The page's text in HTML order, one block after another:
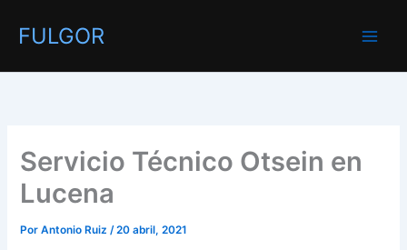
FULGOR
Servicio Técnico Otsein en
Lucena
PorAntonio Ruiz/20 abril, 2021